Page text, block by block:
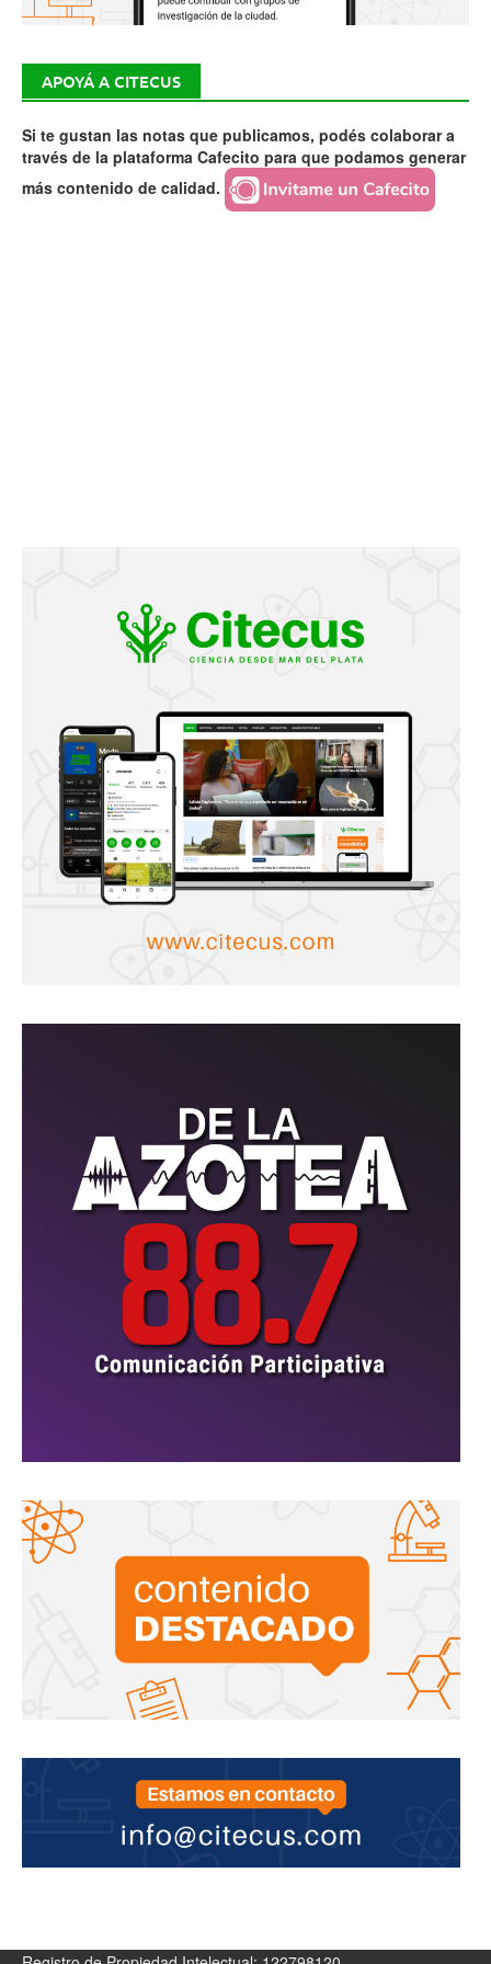
APOYÁ A CITECUS
Si te gustan las notas que publicamos, podés colaborar a
través de la plataforma Cafecito para que podamos generar
más contenido de calidad.